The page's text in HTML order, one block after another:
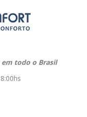
todo o Brasil